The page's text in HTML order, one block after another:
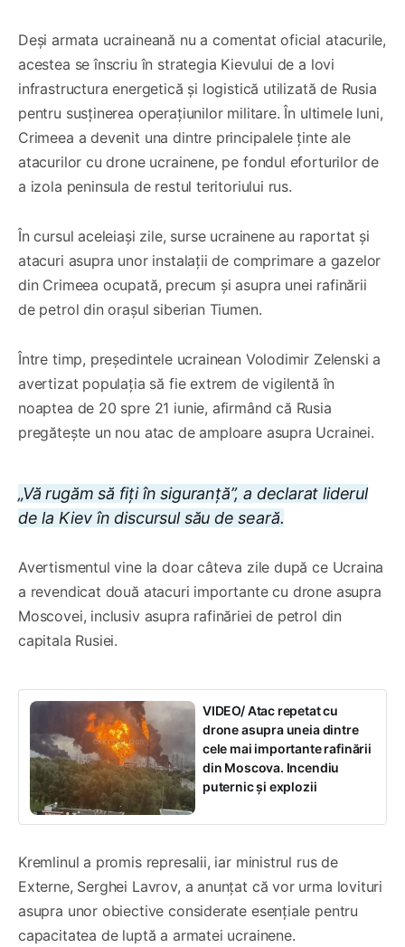
Deși armata ucraineană nu a comentat oficial atacurile,
acestea se înscriu în strategia Kievului de a lovi
infrastructura energetică și logistică utilizată de Rusia
pentru susținerea operațiunilor militare. În ultimele luni,
Crimeea a devenit una dintre principalele ținte ale
atacurilor cu drone ucrainene, pe fondul eforturilor de
a izola peninsula de restul teritoriului rus.
În cursul aceleiași zile, surse ucrainene au raportat și
atacuri asupra unor instalații de comprimare a gazelor
din Crimeea ocupată, precum și asupra unei rafinării
de petrol din orașul siberian Tiumen.
Între timp, președintele ucrainean Volodimir Zelenski a
avertizat populația să fie extrem de vigilentă în
noaptea de 20 spre 21 iunie, afirmând că Rusia
pregătește un nou atac de amploare asupra Ucrainei.
„Vă rugăm să fiți în siguranță”, a declarat liderul
de la Kiev în discursul său de seară.
Avertismentul vine la doar câteva zile după ce Ucraina
a revendicat două atacuri importante cu drone asupra
Moscovei, inclusiv asupra rafinăriei de petrol din
capitala Rusiei.
VIDEO/ Atac repetat cu
drone asupra uneia dintre
cele mai importante rafinării
din Moscova. Incendiu
puternic și explozii
Kremlinul a promis represalii, iar ministrul rus de
Externe, Serghei Lavrov, a anunțat că vor urma lovituri
asupra unor obiective considerate esențiale pentru
capacitatea de luptă a armatei ucrainene.